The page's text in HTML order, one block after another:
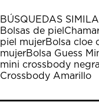
1
estrella
Esta
acción
abrirá
el
formulario
envío.
estrellas.
Esta
acción
abrirá
el
formulario
envío.
estrellas.
Esta
acción
abrirá
el
formulario
envío.
Esta
acción
abrirá
el
envío.
el
BÚSQUEDAS
Bolsas de piel
piel mujerBolsa cloe
mujerBolsa Guess
mini crossbody negra
Crossbody Amarillo